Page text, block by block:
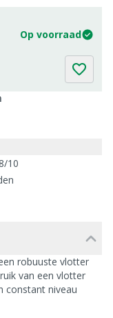
Op voorraad
10
robuuste vlotter
van een vlotter
constant niveau